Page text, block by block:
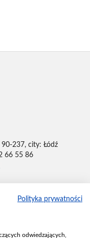
Polityka prywatności
odwiedzających,
237, city: Łódź
66 55 86